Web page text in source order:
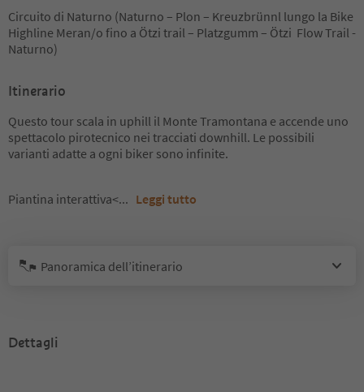
Circuito di Naturno (Naturno – Plon – Kreuzbrünnl lungo la Bike
Highline Meran/o fino a Ötzi trail – Platzgumm – Ötzi Flow Trail -
Naturno)
Itinerario
Questo tour scala in uphill il Monte Tramontana e accende uno
spettacolo pirotecnico nei tracciati downhill. Le possibili
varianti adatte a ogni biker sono infinite.
Piantina interattiva<... Leggi tutto
Panoramica dell’itinerario
Dettagli